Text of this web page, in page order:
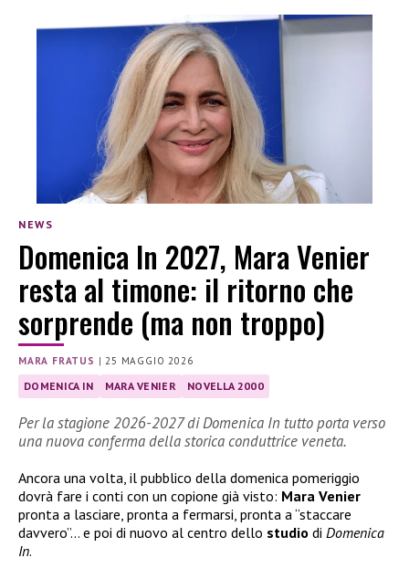
NEWS
Domenica In 2027, Mara Venier
resta al timone: il ritorno che
sorprende (ma non troppo)
MARA FRATUS |25 MAGGIO 2026
DOMENICA IN MARA VENIER NOVELLA 2000
Per la stagione 2026-2027 di Domenica In tutto porta verso
una nuova conferma della storica conduttrice veneta.
Ancora una volta, il pubblico della domenica pomeriggio
dovrà fare i conti con un copione già visto: Mara Venier
pronta a lasciare, pronta a fermarsi, pronta a “staccare
davvero”… e poi di nuovo al centro dello studio di Domenica
In.